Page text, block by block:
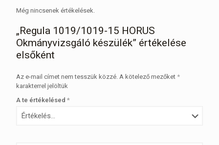
Még nincsenek értékelések.
„Regula 1019/1019-15 HORUS
Okmányvizsgáló készülék” értékelése
elsőként
Az e-mail címet nem tesszük közzé. A kötelező mezőket *
karakterrel jelöltük
A te értékelésed *